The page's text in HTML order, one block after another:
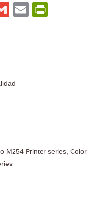
GmailEmail
M254 Printer series, Color